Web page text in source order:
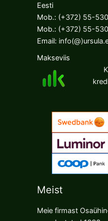
Eesti
Mob.: (+372) 55-
Mob.: (+372) 55-
Email:
Makseviis
Meist
Meie firmast